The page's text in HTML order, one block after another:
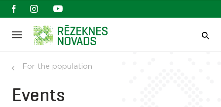
For the population
Events